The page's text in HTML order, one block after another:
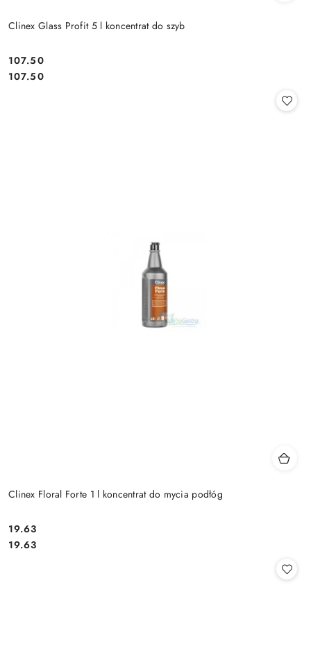
Clinex Glass Profit 5 l koncentrat do szyb
Cena:
107.50
Cena:
107.50
Clinex Floral Forte 1 l koncentrat do mycia podłóg
Cena:
19.63
Cena:
19.63